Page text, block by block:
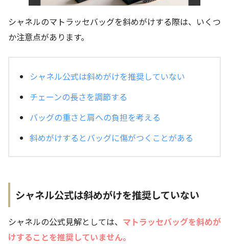
シャネルのマトラッセバッグを斜めがけする際は、いくつ
か注意点があります。
シャネル公式は斜めがけを推奨していない
チェーンの長さを調節する
バッグの重さと肩への負担を考える
斜めがけするとバッグに傷がつくことがある
シャネル公式は斜めがけを推奨していない
シャネルの公式見解としては、 マトラッセバッグを斜めが
けすることを推奨していません。